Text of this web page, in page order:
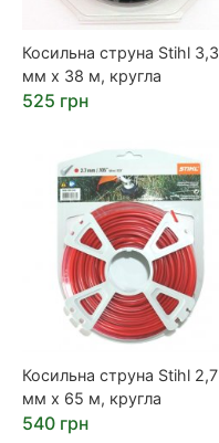
Косильна струна Stihl 3,3
мм х 38 м, кругла
525 грн
Косильна струна Stihl 2,7
мм х 65 м, кругла
540 грн